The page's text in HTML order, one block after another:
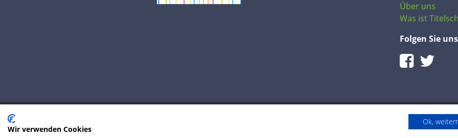
Über uns
Was ist
Folgen Sie uns
© 2020 IP Central GmbH
Wir verwenden Cookies
Ok,